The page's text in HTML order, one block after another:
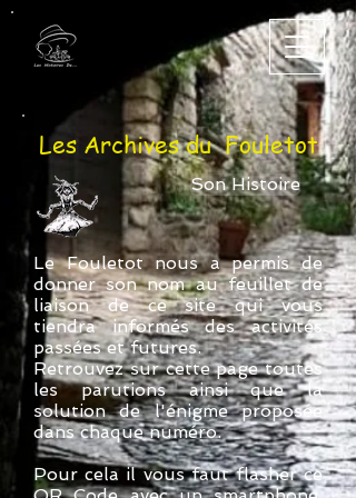
Les Archives du Fouletot
Son Histoire
Le Fouletot nous a permis de
donner son nom au feuillet de
liaison de ce site qui vous
tiendra informés des activités
passées et futures.
Retrouvez sur cette page toutes
les parutions ainsi que la
solution de l'énigme proposée
dans chaque numéro.
Pour cela il vous faut flasher ce